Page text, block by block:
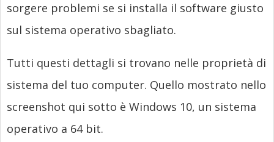
sorgere problemi se si installa il software giusto
sul sistema operativo sbagliato.
Tutti questi dettagli si trovano nelle proprietà di
sistema del tuo computer. Quello mostrato nello
screenshot qui sotto è Windows 10, un sistema
operativo a 64 bit.